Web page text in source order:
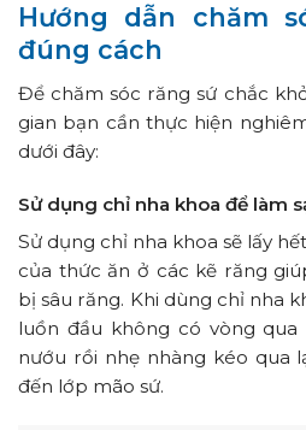
Hướng dẫn chăm
đúng cách
Để chăm sóc răng sứ chắc
gian bạn cần thực hiện
dưới đây:
Sử dụng chỉ nha khoa để làm
Sử dụng chỉ nha khoa sẽ lấy
của thức ăn ở các kẽ răng
bị sâu răng. Khi dùng chỉ nha
luồn đầu không có vòng qua
nướu rồi nhẹ nhàng kéo qua
đến lớp mão sứ.